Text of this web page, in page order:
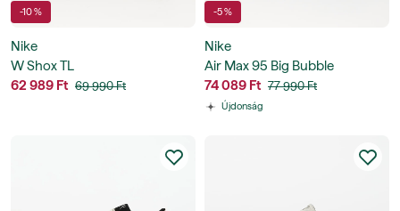
-10 %
Nike
W Shox TL
62 989 Ft 69 990 Ft
-5 %
Nike
Air Max 95 Big Bubble
74 089 Ft 77 990 Ft
Újdonság